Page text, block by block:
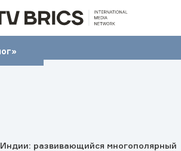
развивающийся многополярный